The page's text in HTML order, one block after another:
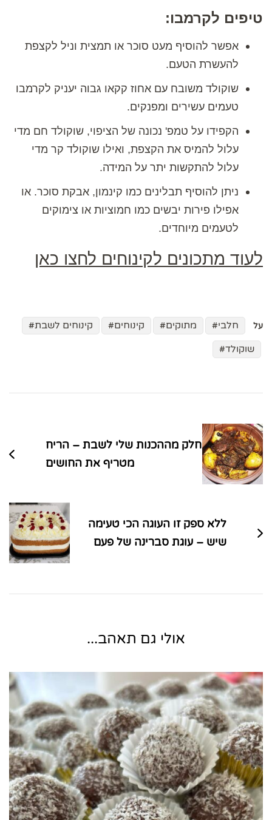
טיפים לקרמבו:
אפשר להוסיף מעט סוכר או תמצית וניל לקצפת
להעשרת הטעם.
שוקולד משובח עם אחוז קקאו גבוה יעניק לקרמבו
טעמים עשירים ומפנקים.
הקפידו על טמפ' נכונה של הציפוי, שוקולד חם מדי
עלול להמיס את הקצפת, ואילו שוקולד קר מדי
עלול להתקשות יתר על המידה.
ניתן להוסיף תבלינים כמו קינמון, אבקת סוכר. או
אפילו פירות יבשים כמו חמוציות או צימוקים
לטעמים מיוחדים.
לעוד מתכונים לקינוחים לחצו כאן
על חלבי מתוקים קינוחים
קינוחים לשבת
שוקולד
בפוסטים
חלק מההכנות שלי לשבת – הריח
מטריף את החושים
ללא ספק זו העוגה הכי טעימה
שיש – עוגת סברינה של פעם
אולי גם תאהב...